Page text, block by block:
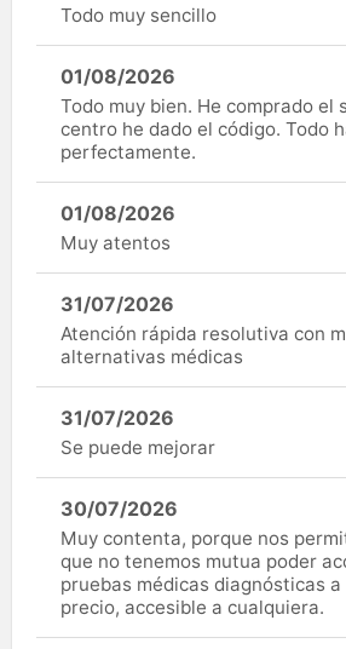
Todo muy sencillo
01/08/2026
Todo muy bien. He comprado el
centro he dado el código. Todo
perfectamente.
01/08/2026
Muy atentos
31/07/2026
Atención rápida resolutiva con
alternativas médicas
31/07/2026
Se puede mejorar
30/07/2026
Muy contenta, porque nos
que no tenemos mutua poder
pruebas médicas diagnósticas a
precio, accesible a cualquiera.